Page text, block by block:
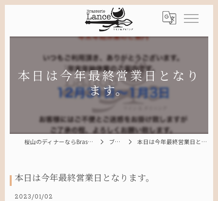
本日は今年最終営業日となり
ます。
桜山のディナーならBrasserie Lance ブログ 本日は今年最終営業日となります。
本日は今年最終営業日となります。
2023/01/02